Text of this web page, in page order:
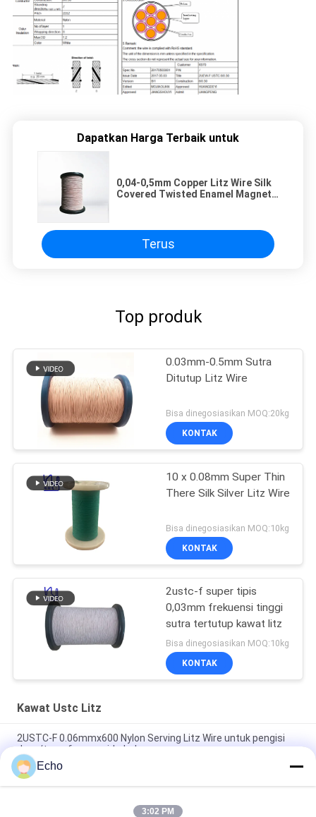
Dapatkan Harga Terbaik untuk
0,04-0,5mm Copper Litz Wire Silk
Covered Twisted Enamel Magnet
Terus
Top produk
0.03mm-0.5mm Sutra
Ditutup Litz Wire
Bisa dinegosiasikan MOQ:20kg
KONTAK
10 x 0.08mm Super Thin
There Silk Silver Litz Wire
Bisa dinegosiasikan MOQ:10kg
KONTAK
2ustc-f super tipis
0,03mm frekuensi tinggi
sutra tertutup kawat litz
Bisa dinegosiasikan MOQ:10kg
KONTAK
Kawat Ustc Litz
2USTC-F 0.06mmx600 Nylon Serving Litz Wire untuk pengisi
daya/transformer nirkabel
0.1mm X 150 Helai Sutra Tembaga Padat Tertutup Litz 1100V
Untuk Transformer/Pengisi Daya Nirkabel
Echo
3:02 PM